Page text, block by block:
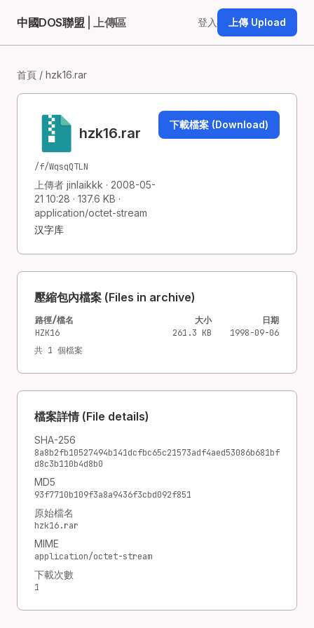
中國DOS聯盟 | 上傳區 登入 上傳 Upload
首頁 / hzk16.rar
hzk16.rar
/f/WqsqQTLN
上傳者 jinlaikkk · 2008-05-
21 10:28 · 137.6 KB ·
application/octet-stream
汉字库
下載檔案 (Download)
壓縮包內檔案 (Files in archive)
路徑/檔名 大小
日期
HZK16
261.3 KB
1998-09-06
共 1 個檔案
檔案詳情 (File details)
SHA-256
8a8b2fb10527494b141dcfbc65c21573adf4aed53086b681bf
d8c3b110b4d8b0
MD5
93f7710b109f3a8a9436f3cbd092f851
原始檔名
hzk16.rar
MIME
application/octet-stream
下載次數
1